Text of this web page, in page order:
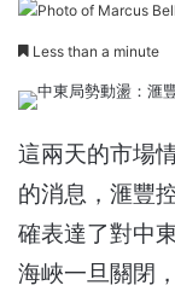
Less than a minute
這兩天的市場
的消息，滙豐
確表達了對中
海峽一旦關閉